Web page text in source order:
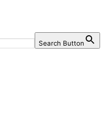
Search Button